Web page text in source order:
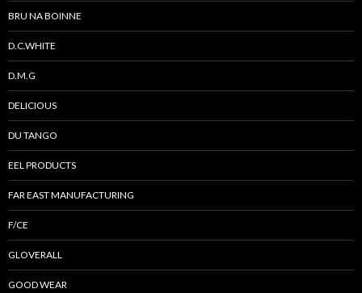
BRU NA BOINNE
D.C.WHITE
D.M.G
DELICIOUS
DU TANGO
EEL PRODUCTS
FAR EAST MANUFACTURING
F/CE
GLOVERALL
GOOD WEAR